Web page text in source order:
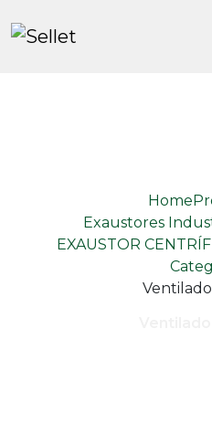
Home
Exaustores
EXAUSTOR